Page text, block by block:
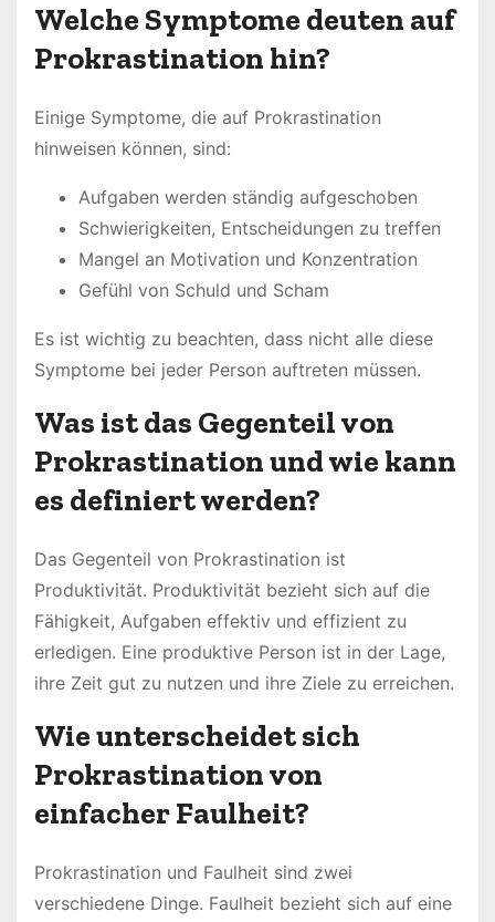
Welche Symptome deuten auf
Prokrastination hin?
Einige Symptome, die auf Prokrastination
hinweisen können, sind:
Aufgaben werden ständig aufgeschoben
Schwierigkeiten, Entscheidungen zu treffen
Mangel an Motivation und Konzentration
Gefühl von Schuld und Scham
Es ist wichtig zu beachten, dass nicht alle diese
Symptome bei jeder Person auftreten müssen.
Was ist das Gegenteil von
Prokrastination und wie kann
es definiert werden?
Das Gegenteil von Prokrastination ist
Produktivität. Produktivität bezieht sich auf die
Fähigkeit, Aufgaben effektiv und effizient zu
erledigen. Eine produktive Person ist in der Lage,
ihre Zeit gut zu nutzen und ihre Ziele zu erreichen.
Wie unterscheidet sich
Prokrastination von
einfacher Faulheit?
Prokrastination und Faulheit sind zwei
verschiedene Dinge. Faulheit bezieht sich auf eine